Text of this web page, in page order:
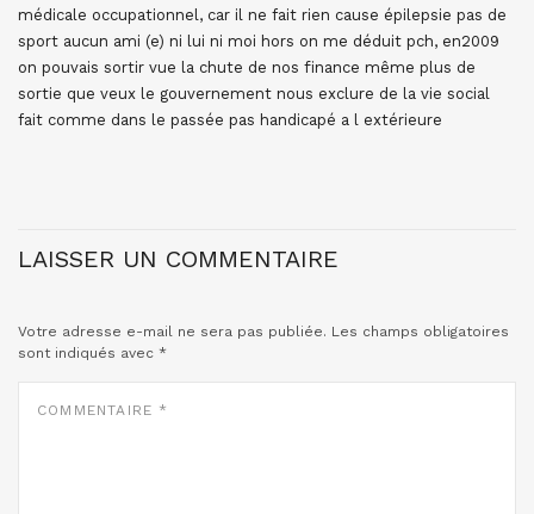
médicale occupationnel, car il ne fait rien cause épilepsie pas de
sport aucun ami (e) ni lui ni moi hors on me déduit pch, en2009
on pouvais sortir vue la chute de nos finance même plus de
sortie que veux le gouvernement nous exclure de la vie social
fait comme dans le passée pas handicapé a l extérieure
LAISSER UN COMMENTAIRE
Votre adresse e-mail ne sera pas publiée. Les champs obligatoires
sont indiqués avec *